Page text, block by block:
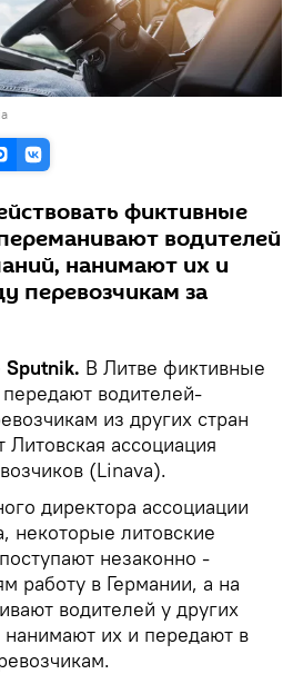
фиктивные
водителей
нанимают их и
перевозчикам за
В Литве фиктивные
водителей-
из других стран
ассоциация
(Linava).
директора ассоциации
некоторые литовские
незаконно -
работу в Германии, а на
водителей у других
их и передают в